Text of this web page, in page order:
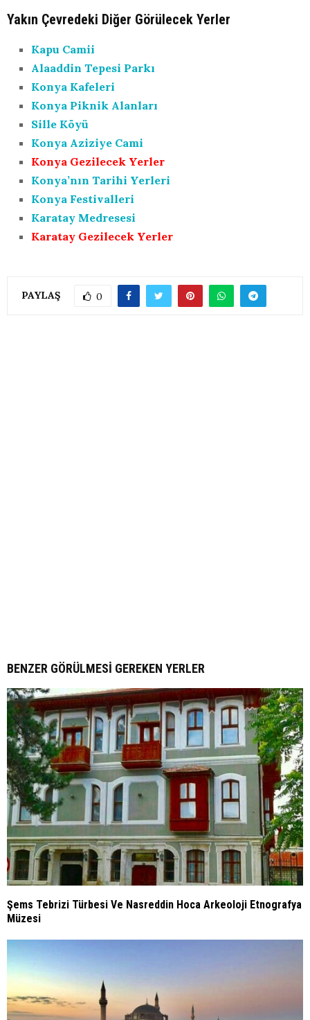
Yakın Çevredeki Diğer Görülecek Yerler
Kapu Camii
Alaaddin Tepesi Parkı
Konya Kafeleri
Konya Piknik Alanları
Sille Köyü
Konya Aziziye Cami
Konya Gezilecek Yerler
Konya’nın Tarihi Yerleri
Konya Festivalleri
Karatay Medresesi
Karatay Gezilecek Yerler
PAYLAŞ 0
BENZER GÖRÜLMESI GEREKEN YERLER
Şems Tebrizi Türbesi Ve Nasreddin Hoca Arkeoloji Etnografya
Müzesi